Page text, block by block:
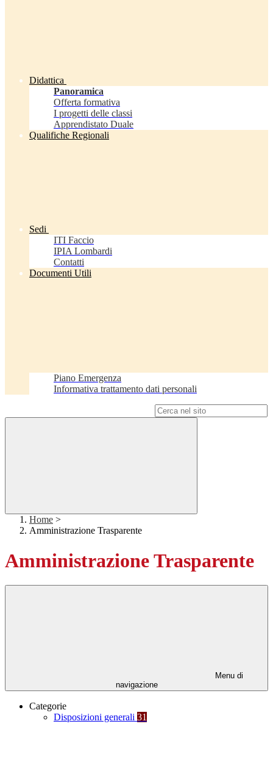
Didattica
Panoramica
Offerta formativa
I progetti delle classi
Apprendistato Duale
Qualifiche Regionali
Sedi
ITI Faccio
IPIA Lombardi
Contatti
Documenti Utili
Piano Emergenza
Informativa trattamento dati personali
Home >
Amministrazione Trasparente
Amministrazione Trasparente
Menu di
navigazione
Categorie
Disposizioni generali 31